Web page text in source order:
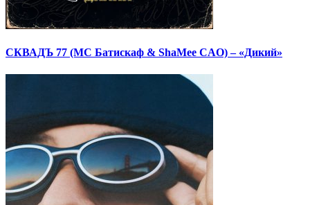
СКВАДЪ 77 (МС Батискаф & ShaMee CAO) – «Дикий»